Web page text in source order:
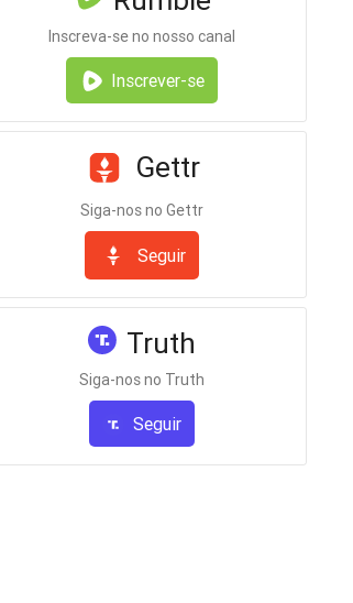
Inscreva-se no nosso canal
Inscrever-se
Gettr
Siga-nos no Gettr
Seguir
Truth
Siga-nos no Truth
Seguir